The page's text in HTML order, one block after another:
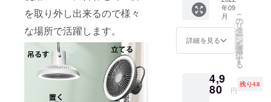
を取り外し出来るので様々
な場所で活躍します。
せ先からお
問い合わせ
充電
ケーブ
ル×１
（アダ
プター
はご用
さい）
・説明
書×1
年09
月
詳細を見る
こ
の
リ
タ
ー
ン
を
選
択
す
る
4,9
80 円
残り48